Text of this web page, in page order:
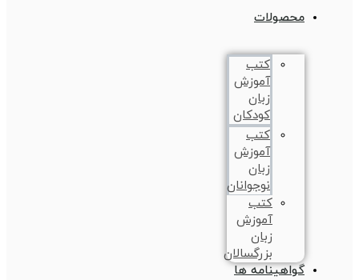
محصولات
کتب
آموزش
زبان
کودکان
کتب
آموزش
زبان
نوجوانان
کتب
آموزش
زبان
بزرگسالان
گواهینامه ها